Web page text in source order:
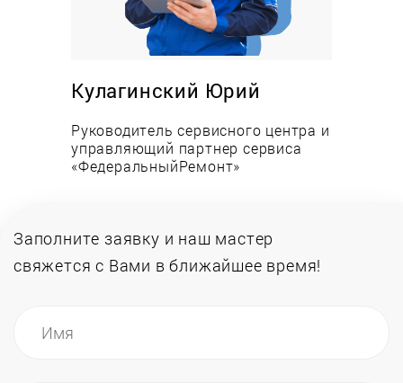
Низкие цены на работы и запасные части;
Опыт работы сервисных специалистов более
12-ми лет;
Всегда в наличии запчасти на складе;
Кулагинский Юрий
Руководитель сервисного центра и
управляющий партнер сервиса
«ФедеральныйРемонт»
Заполните заявку и наш мастер
свяжется с Вами в ближайшее время!